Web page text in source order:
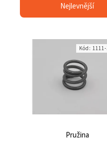
Nejlevnější
Pružina
Kód: